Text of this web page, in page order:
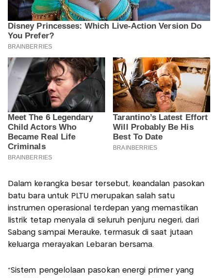
Dalam kerangka besar tersebut, keandalan pasokan
batu bara untuk PLTU merupakan salah satu
instrumen operasional terdepan yang memastikan
listrik tetap menyala di seluruh penjuru negeri, dari
Sabang sampai Merauke, termasuk di saat jutaan
keluarga merayakan Lebaran bersama.
“Sistem pengelolaan pasokan energi primer yang